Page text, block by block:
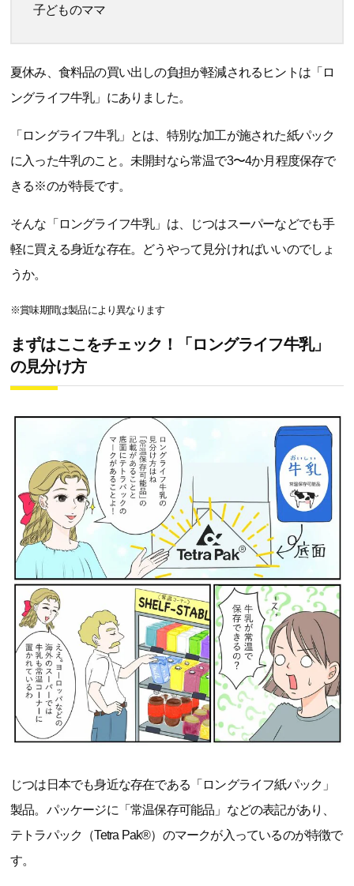
子どものママ
夏休み、食料品の買い出しの負担が軽減されるヒントは「ロ
ングライフ牛乳」にありました。
「ロングライフ牛乳」とは、特別な加工が施された紙パック
に入った牛乳のこと。未開封なら常温で3〜4か月程度保存で
きる※のが特長です。
そんな「ロングライフ牛乳」は、じつはスーパーなどでも手
軽に買える身近な存在。どうやって見分ければいいのでしょ
うか。
※賞味期間は製品により異なります
まずはここをチェック！「ロングライフ牛乳」
の見分け方
じつは日本でも身近な存在である「ロングライフ紙パック」
製品。パッケージに「常温保存可能品」などの表記があり、
テトラパック（Tetra Pak®）のマークが入っているのが特徴で
す。